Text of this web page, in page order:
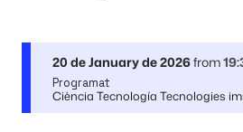
20 de January de 2026from
Programat
Ciència Tecnología Tecnologies